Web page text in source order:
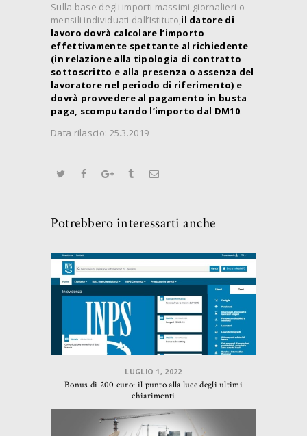
Sulla base degli importi massimi giornalieri o
mensili individuati dall’Istituto,il datore di
lavoro dovrà calcolare l’importo
effettivamente spettante al richiedente
(in relazione alla tipologia di contratto
sottoscritto e alla presenza o assenza del
lavoratore nel periodo di riferimento) e
dovrà provvedere al pagamento in busta
paga, scomputando l’importo dal DM10.
Data rilascio: 25.3.2019
Potrebbero interessarti anche
LUGLIO 1, 2022
Bonus di 200 euro: il punto alla luce degli ultimi
chiarimenti